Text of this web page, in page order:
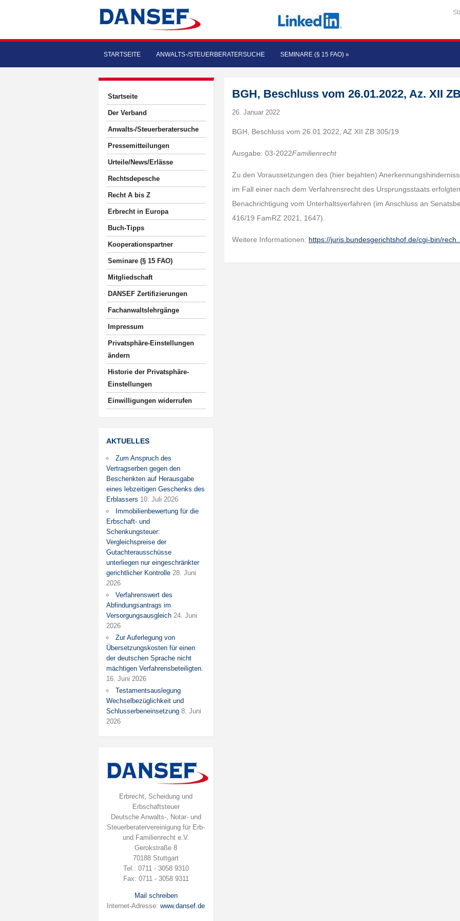
STARTSEITE ANWALTS-/STEUERBERATERSUCHE SEMINARE (§ 15 FAO) »
Startseite
Der Verband
Anwalts-/Steuerberatersuche
Pressemitteilungen
Urteile/News/Erlässe
Rechtsdepesche
Recht A bis Z
Erbrecht in Europa
Buch-Tipps
Kooperationspartner
Seminare (§ 15 FAO)
Mitgliedschaft
DANSEF Zertifizierungen
Fachanwaltslehrgänge
Impressum
Privatsphäre-Einstellungen
ändern
Historie der Privatsphäre-
Einstellungen
Einwilligungen widerrufen
AKTUELLES
Zum Anspruch des
Vertragserben gegen den
Beschenkten auf Herausgabe
eines lebzeitigen Geschenks des
Erblassers 10. Juli 2026
Immobilienbewertung für die
Erbschaft- und
Schenkungsteuer:
Vergleichspreise der
Gutachterausschüsse
unterliegen nur eingeschränkter
gerichtlicher Kontrolle 28. Juni
2026
Verfahrenswert des
Abfindungsantrags im
Versorgungsausgleich 24. Juni
2026
Zur Auferlegung von
Übersetzungskosten für einen
der deutschen Sprache nicht
mächtigen Verfahrensbeteiligten.
16. Juni 2026
Testamentsauslegung
Wechselbezüglichkeit und
Schlusserbeneinsetzung 8. Juni
2026
Erbrecht, Scheidung und
Erbschaftsteuer
Deutsche Anwalts-, Notar- und
Steuerberatervereinigung für Erb-
und Familienrecht e.V.
Gerokstraße 8
70188 Stuttgart
Tel.: 0711 - 3058 9310
Fax: 0711 - 3058 9311
Mail schreiben
Internet-Adresse:www.dansef.de
BGH, Beschluss vom 26.01.2022, Az. XII
26. Januar 2022
BGH, Beschluss vom 26.01.2022, AZ XII ZB 305/19
Ausgabe: 03-2022Familienrecht
Zu den Voraussetzungen des (hier bejahten)
im Fall einer nach dem Verfahrensrecht des Ursprungsstaats
Benachrichtigung vom Unterhaltsverfahren (im Anschluss an
416/19 FamRZ 2021, 1647).
Weitere Informationen: https://juris.bundesgerichtshof.de/cgi-bin/